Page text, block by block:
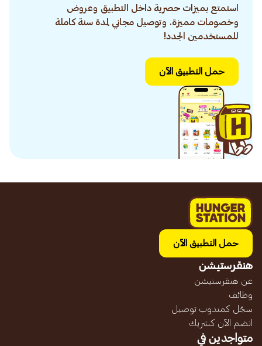
استمتع بميزات حصرية داخل التطبيق وعروض
وخصومات مميزة. وتوصيل مجاني لمدة سنة كاملة
للمستخدمين الجدد!
حمل التطبيق الآن
حمل التطبيق الآن
هنقرستيشن
عن هنقرستيشن
وظائف
سجّل كمندوب توصيل
انضم الآن كشريك
متواجدين في